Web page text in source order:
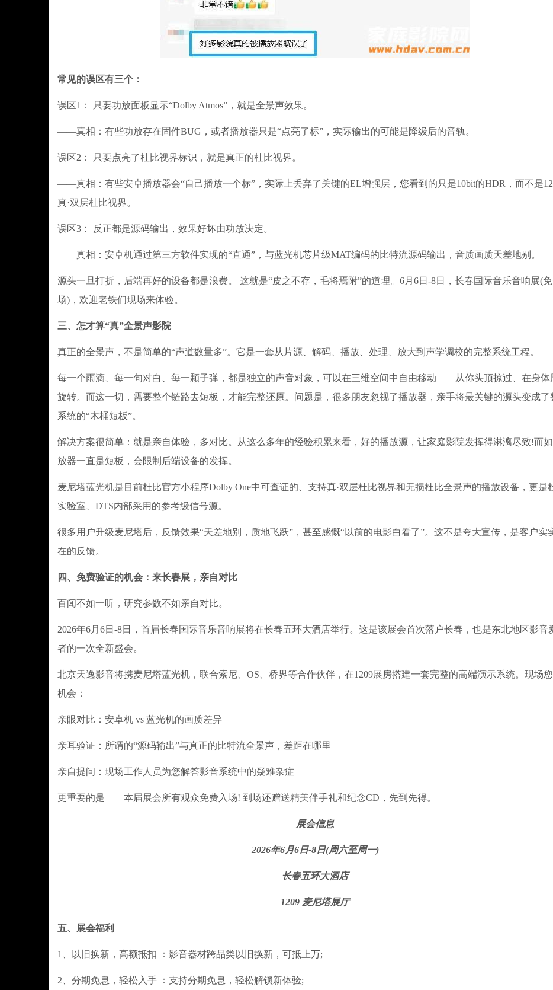
常见的误区有三个：
误区1： 只要功放面板显示“Dolby Atmos”，就是全景声效果。
——真相：有些功放存在固件BUG，或者播放器只是“点亮了标”，实际输出的可能是降级后的音轨。
误区2： 只要点亮了杜比视界标识，就是真正的杜比视界。
——真相：有些安卓播放器会“自己播放一个标”，实际上丢弃了关键的EL增强层，您看到的只是10bit的HDR，而不是
真·双层杜比视界。
误区3： 反正都是源码输出，效果好坏由功放决定。
——真相：安卓机通过第三方软件实现的“直通”，与蓝光机芯片级MAT编码的比特流源码输出，音质画质天差地别。
源头一旦打折，后端再好的设备都是浪费。 这就是“皮之不存，毛将焉附”的道理。6月6日-8日，长春国际音乐音响展(免
场)，欢迎老铁们现场来体验。
三、怎才算“真”全景声影院
真正的全景声，不是简单的“声道数量多”。它是一套从片源、解码、播放、处理、放大到声学调校的完整系统工程。
每一个雨滴、每一句对白、每一颗子弹，都是独立的声音对象，可以在三维空间中自由移动——从你头顶掠过、在身体
旋转。而这一切，需要整个链路去短板，才能完整还原。问题是，很多朋友忽视了播放器，亲手将最关键的源头变成了
系统的“木桶短板”。
解决方案很简单：就是亲自体验，多对比。从这么多年的经验积累来看，好的播放源，让家庭影院发挥得淋漓尽致!而
放器一直是短板，会限制后端设备的发挥。
麦尼塔蓝光机是目前杜比官方小程序Dolby One中可查证的、支持真·双层杜比视界和无损杜比全景声的播放设备，更是
实验室、DTS内部采用的参考级信号源。
很多用户升级麦尼塔后，反馈效果“天差地别，质地飞跃”，甚至感慨“以前的电影白看了”。这不是夸大宣传，是客户实
在的反馈。
四、免费验证的机会：来长春展，亲自对比
百闻不如一听，研究参数不如亲自对比。
2026年6月6日-8日，首届长春国际音乐音响展将在长春五环大酒店举行。这是该展会首次落户长春，也是东北地区影音
者的一次全新盛会。
北京天逸影音将携麦尼塔蓝光机，联合索尼、OS、桥界等合作伙伴，在1209展房搭建一套完整的高端演示系统。现场
机会：
亲眼对比：安卓机 vs 蓝光机的画质差异
亲耳验证：所谓的“源码输出”与真正的比特流全景声，差距在哪里
亲自提问：现场工作人员为您解答影音系统中的疑难杂症
更重要的是——本届展会所有观众免费入场! 到场还赠送精美伴手礼和纪念CD，先到先得。
展会信息
2026年6月6日-8日(周六至周一)
长春五环大酒店
1209 麦尼塔展厅
五、展会福利
1、以旧换新，高额抵扣 ：影音器材跨品类以旧换新，可抵上万;
2、分期免息，轻松入手 ：支持分期免息，轻松解锁新体验;